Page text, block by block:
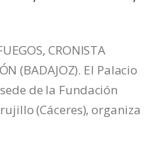
CRONISTA
(BADAJOZ). El Palacio
de la Fundación
(Cáceres), organiza